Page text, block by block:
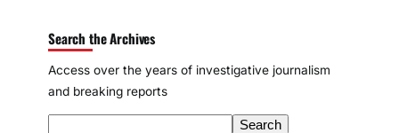
Search the Archives
Access over the years of investigative journalism
and breaking reports
Search